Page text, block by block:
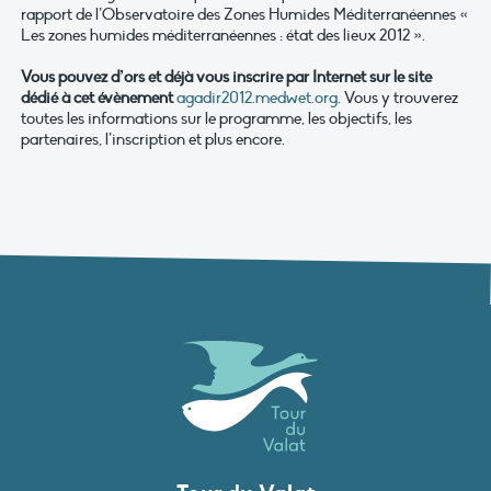
rapport de l’Observatoire des Zones Humides Méditerranéennes «
Les zones humides méditerranéennes : état des lieux 2012 ».
Vous pouvez d’ors et déjà vous inscrire par Internet sur le site
dédié à cet évènementagadir2012.medwet.org. Vous y trouverez
toutes les informations sur le programme, les objectifs, les
partenaires, l’inscription et plus encore.